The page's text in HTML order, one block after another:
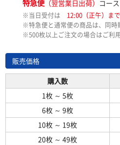
特急便（翌営業日出荷） コー
※当日受付は 12:00（正午）まで
※特急便と通常便の商品は、同時
※500枚以上ご注文の場合はご利
販売価格
購入数
1枚 ～ 5枚
6枚 ～ 9枚
10枚 ～ 19枚
20枚 ～ 49枚